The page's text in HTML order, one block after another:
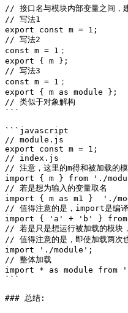
// 接口名与模块内部变量之间，
// 写法1
export const m = 1;
// 写法2
const m = 1；
export { m };
// 写法3
const m = 1；
export { m as module };
// 类似于对象解构
```
```javascript
// module.js
export const m = 1;
// index.js
// 注意，这里的m得和被加载的
import { m } from './
// 若是想为输入的变量取名
import { m as m1 }  './
// 值得注意的是，import是编译
import { 'a' + 'b' } from
// 若是只是想运行被加载的模块
// 值得注意的是，即使加载两次
import './module';
// 整体加载
import * as module from
```
### 总结: